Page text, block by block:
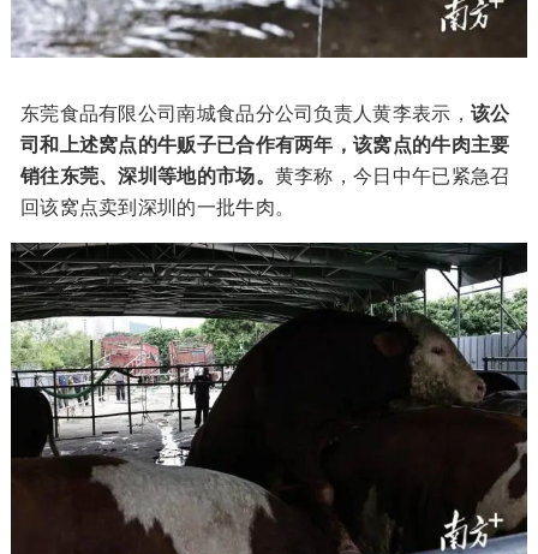
东莞食品有限公司南城食品分公司负责人黄李表示， 该公
司和上述窝点的牛贩子已合作有两年，该窝点的牛肉主要
销往东莞、深圳等地的市场。 黄李称，今日中午已紧急召
回该窝点卖到深圳的一批牛肉。